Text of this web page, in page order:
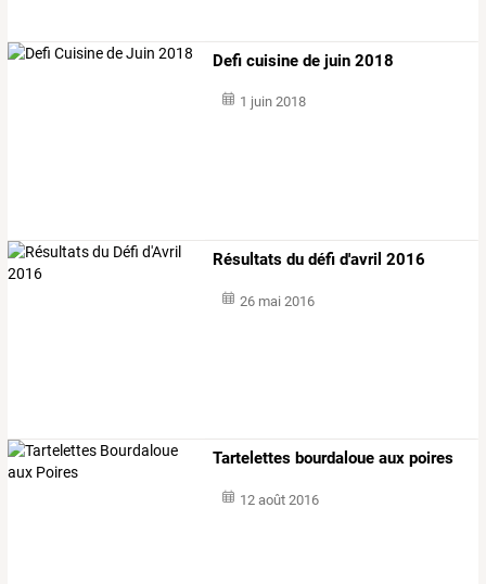
Defi cuisine de juin 2018
1 juin 2018
Résultats du défi d'avril 2016
26 mai 2016
Tartelettes bourdaloue aux poires
12 août 2016